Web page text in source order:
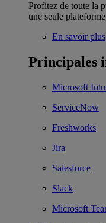
Profitez de toute la
une seule
En savoir plus
Principales
Microsoft
ServiceNow
Freshworks
Jira
Salesforce
Slack
Microsoft